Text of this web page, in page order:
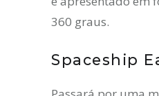
360 ​​graus.
Spaceship